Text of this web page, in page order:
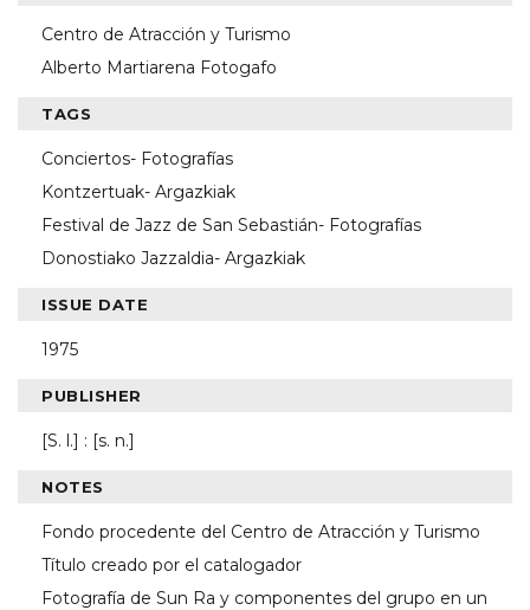
Centro de Atracción y Turismo
Alberto Martiarena Fotogafo
TAGS
Conciertos- Fotografías
Kontzertuak- Argazkiak
Festival de Jazz de San Sebastián- Fotografías
Donostiako Jazzaldia- Argazkiak
ISSUE DATE
1975
PUBLISHER
[S. l.] : [s. n.]
NOTES
Fondo procedente del Centro de Atracción y Turismo
Título creado por el catalogador
Fotografía de Sun Ra y componentes del grupo en un